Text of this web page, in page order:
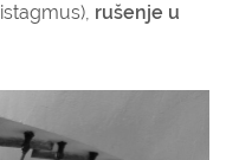
rušenje u